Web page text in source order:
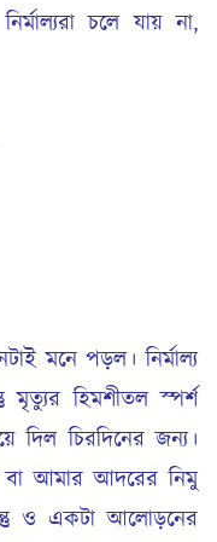
চলে যায় না,
মনে পড়ল। নির্মাল্য
মৃত্যুর হিমশীতল স্পর্শ
দিল চিরদিনের জন্য।
বা আমার আদরের নিমু
ও একটা আলোড়নের